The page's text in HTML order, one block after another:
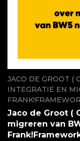
JACO DE GROOT (
INTEGRATIE EN
Jaco de Groot (
migreren van